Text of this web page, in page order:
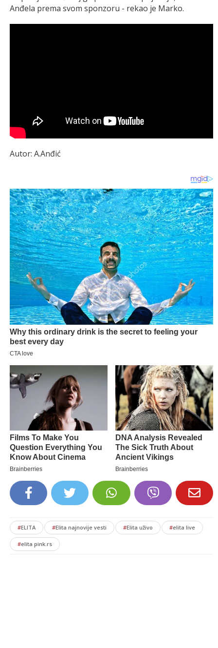
Anđela prema svom sponzoru - rekao je Marko.
Autor: A.Anđić
#ELITA #Elita najnovije vesti #Elita uživo #elita live
#elita pink.rs